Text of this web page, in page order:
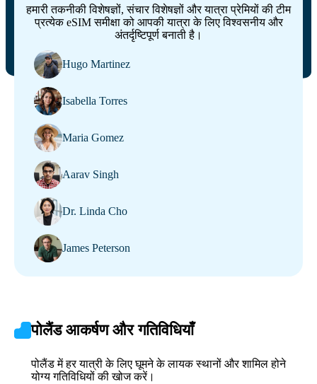
हमारी तकनीकी विशेषज्ञों, संचार विशेषज्ञों और यात्रा प्रेमियों की टीम
प्रत्येक eSIM समीक्षा को आपकी यात्रा के लिए विश्वसनीय और
अंतर्दृष्टिपूर्ण बनाती है।
Hugo Martinez
Isabella Torres
Maria Gomez
Aarav Singh
Dr. Linda Cho
James Peterson
पोलैंड आकर्षण और गतिविधियाँ
पोलैंड में हर यात्री के लिए घूमने के लायक स्थानों और शामिल होने
योग्य गतिविधियों की खोज करें।